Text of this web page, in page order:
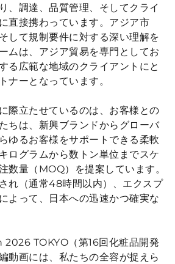
、調達、品質管理、そしてクライ
直接携わっています。アジア市
して規制要件に対する深い理解を
ムは、アジア貿易を専門としてお
る広範な地域のクライアントにと
ナーとなっています。
際立たせているのは、お客様との
ちは、新興ブランドからグローバ
ゆるお客様をサポートできる柔軟
ログラムから数トン単位までスケ
数量（MOQ）を提案しています。
れ（通常48時間以内）、エクスプ
よって、日本への迅速かつ確実な
2026 TOKYO （第16回化粧品開発
動画には、私たちの全容が捉えら